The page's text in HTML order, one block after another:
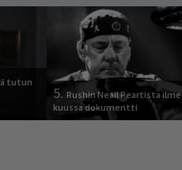
tutun
5. Rushin Neail Peartista
kuussa dokumentti